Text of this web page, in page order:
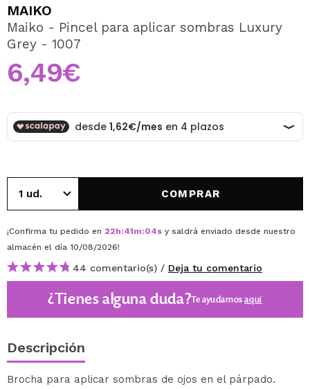
Al crear una cuenta en Maquillalia.com podrás realizar
tus compras rápidamente, revisar el estado de tus
MAIKO
Maiko - Pincel para aplicar sombras Luxury
Grey - 1007
6,49€
COMPRAR
¡Confirma tu pedido en 22h:41m:04s y saldrá enviado desde nuestro
almacén el día 10/08/2026!
44 comentario(s) / Deja tu comentario
¿Tienes alguna duda?Te ayudamosaquí
Descripción
Brocha para aplicar sombras de ojos en el párpado.